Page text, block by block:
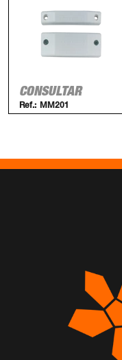
CONSULTAR
Ref.: MM201